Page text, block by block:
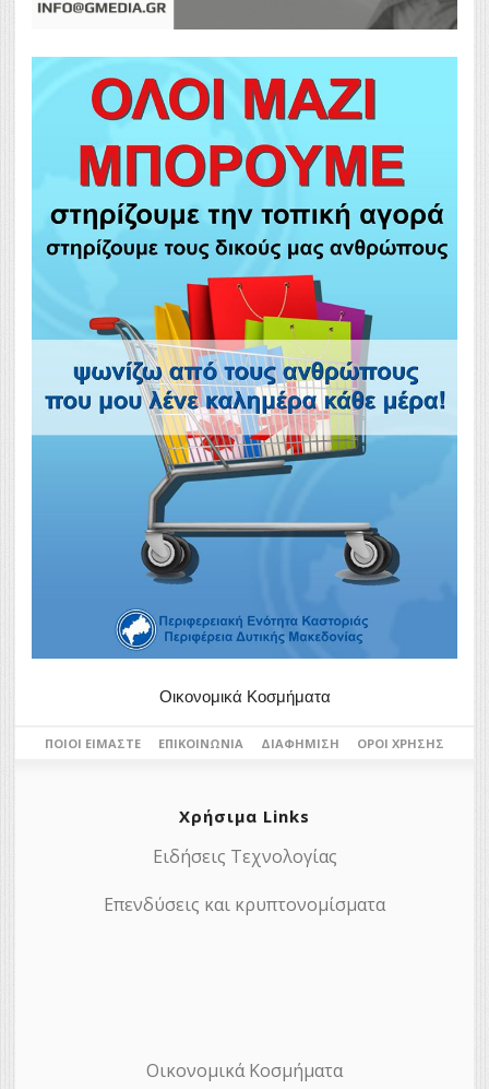
Οικονομικά Κοσμήματα
ΠΟΙΟΙ ΕΊΜΑΣΤΕ ΕΠΙΚΟΙΝΩΝΊΑ ΔΙΑΦΉΜΙΣΗ ΌΡΟΙ ΧΡΉΣΗΣ
Χρήσιμα Links
Ειδήσεις Τεχνολογίας
Επενδύσεις και κρυπτονομίσματα
Οικονομικά Κοσμήματα